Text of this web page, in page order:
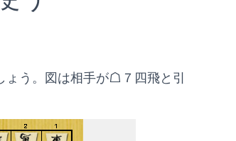
う。図は相手が☖７四飛と引